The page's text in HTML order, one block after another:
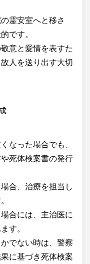
霊安室へと移さ
です。
意と愛情を表すた
人を送り出す大切
なった場合でも、
死体検案書の発行
合、治療を担当し
合には、主治医に
す。
でない時は、警察
に基づき死体検案